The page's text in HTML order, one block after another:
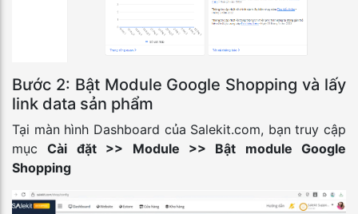
Bước 2: Bật Module Google Shopping và lấy
link data sản phẩm
Tại màn hình Dashboard của Salekit.com, bạn truy cập
mụcCài đặt >> Module >> Bật module Google
Shopping